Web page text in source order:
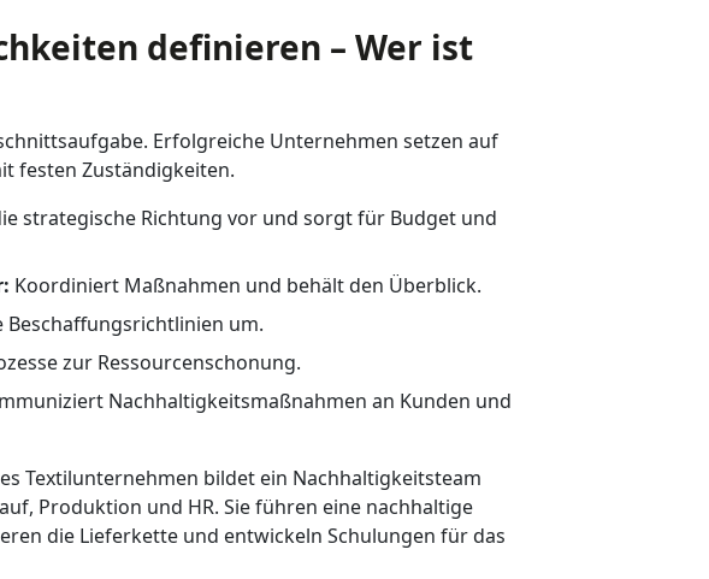
definieren – Wer ist
Erfolgreiche Unternehmen setzen auf
festen Zuständigkeiten.
strategische Richtung vor und sorgt für Budget und
Koordiniert Maßnahmen und behält den Überblick.
Beschaffungsrichtlinien um.
zur Ressourcenschonung.
Nachhaltigkeitsmaßnahmen an Kunden und
Textilunternehmen bildet ein Nachhaltigkeitsteam
Produktion und HR. Sie führen eine nachhaltige
die Lieferkette und entwickeln Schulungen für das